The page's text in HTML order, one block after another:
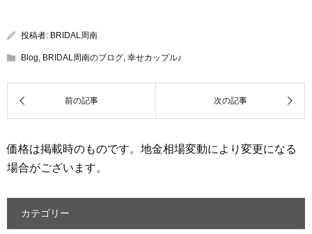
投稿者: BRIDAL周南
Blog BRIDAL周南のブログ 幸せカップル♪
価格は掲載時のものです。地金相場変動により変更になる
場合がございます。
カテゴリー